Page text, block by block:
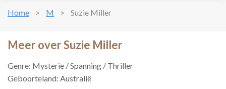
Home M Suzie Miller
Meer over Suzie Miller
Genre: Mysterie / Spanning / Thriller
Geboorteland: Australië